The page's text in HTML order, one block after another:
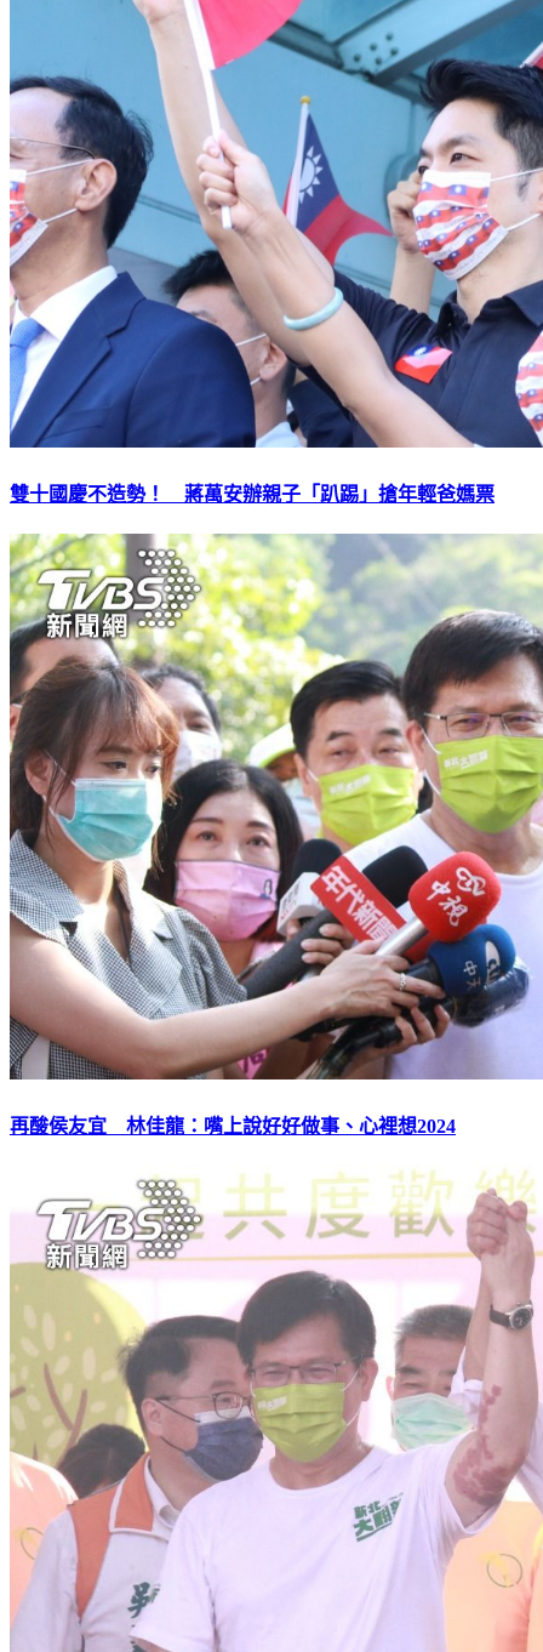
雙十國慶不造勢！ 蔣萬安辦親子「趴踢」搶年輕爸媽票
再酸侯友宜 林佳龍：嘴上說好好做事、心裡想2024